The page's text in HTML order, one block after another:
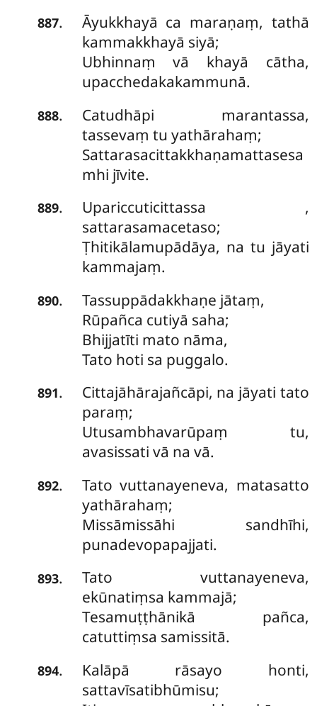
887. Āyukkhayā ca maraṇaṃ, tathā
kammakkhayā siyā;
Ubhinnaṃ vā khayā cātha,
upacchedakakammunā.
888.
Catudhāpi marantassa,
tassevaṃ tu yathārahaṃ;
Sattarasacittakkhaṇamattasesa
mhi jīvite.
889. Upariccuticittassa ,
sattarasamacetaso;
Ṭhitikālamupādāya, na tu jāyati
kammajaṃ.
890.
Tassuppādakkhaṇe jātaṃ,
Rūpañca cutiyā saha;
Bhijjatīti mato nāma,
Tato hoti sa puggalo.
891.
Cittajāhārajañcāpi, na jāyati tato
paraṃ;
Utusambhavarūpaṃ tu,
avasissati vā na vā.
892.
Tato vuttanayeneva, matasatto
yathārahaṃ;
Missāmissāhi sandhīhi,
punadevopapajjati.
893.
Tato vuttanayeneva,
ekūnatiṃsa kammajā;
Tesamuṭṭhānikā pañca,
catuttiṃsa samissitā.
894.
Kalāpā rāsayo honti,
sattavīsatibhūmisu;